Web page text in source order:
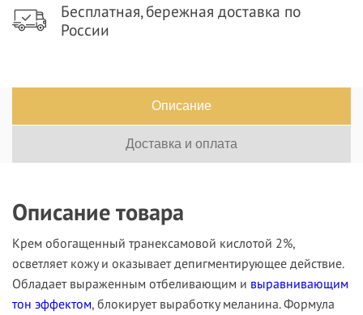
Бесплатная, бережная доставка по
России
Описание
Доставка и оплата
Описание товара
Крем обогащенный транексамовой кислотой 2%,
осветляет кожу и оказывает депигментирующее действие.
Обладает выраженным отбеливающим и выравнивающим
тон эффектом, блокирует выработку меланина. Формула